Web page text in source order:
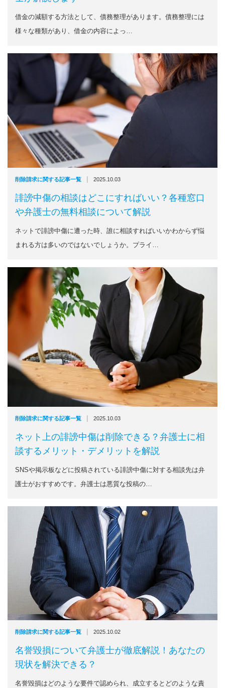
借金の減額する方法として、債務整理があります。債務整理には
様々な種類があり、借金の内容によっ…
削除請求に関する記事一覧 | 2025.10.03
誹謗中傷の相談はどこにすればいい？各種窓口
や弁護士の無料相談について解説
ネットで誹謗中傷に遭った時、誰に相談すればいいかわからず悩
まれる方は多いのではないでしょうか。プライ…
削除請求に関する記事一覧 | 2025.10.03
ネット上の誹謗中傷は削除できる？弁護士に相
談するメリット・デメリットを解説
SNSや掲示板などに投稿されている誹謗中傷に対する相談先は弁
護士がおすすめです。弁護士は悪質な投稿の…
削除請求に関する記事一覧 | 2025.10.02
名誉毀損について弁護士が徹底解説！あなたの
現状を解決できる？
名誉毀損はどのような要件で認められ、成立するとどのような責